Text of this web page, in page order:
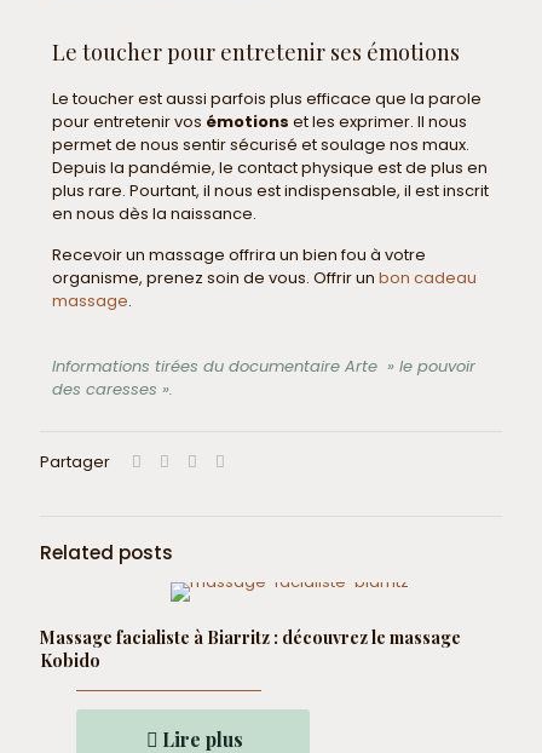
Le toucher pour entretenir ses émotions
Le toucher est aussi parfois plus efficace que la parole
pour entretenir vos émotions et les exprimer. Il nous
permet de nous sentir sécurisé et soulage nos maux.
Depuis la pandémie, le contact physique est de plus en
plus rare. Pourtant, il nous est indispensable, il est inscrit
en nous dès la naissance.
Recevoir un massage offrira un bien fou à votre
organisme, prenez soin de vous. Offrir un bon cadeau
massage.
Informations tirées du documentaire Arte » le pouvoir
des caresses ».
Partager
Related posts
Massage facialiste à Biarritz : découvrez le massage
Kobido
Lire plus